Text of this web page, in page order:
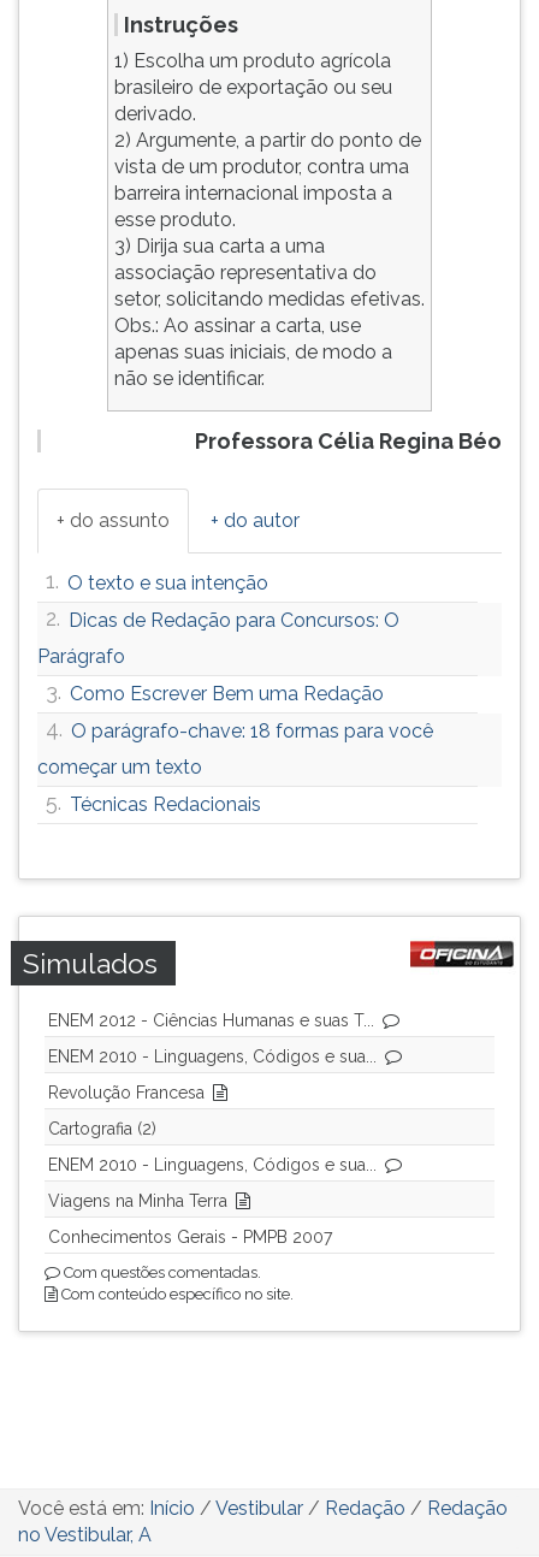
Instruções
1) Escolha um produto agrícola
brasileiro de exportação ou seu
derivado.
2) Argumente, a partir do ponto de
vista de um produtor, contra uma
barreira internacional imposta a
esse produto.
3) Dirija sua carta a uma
associação representativa do
setor, solicitando medidas efetivas.
Obs.: Ao assinar a carta, use
apenas suas iniciais, de modo a
não se identificar.
Professora Célia Regina Béo
+ do assunto + do autor
1. O texto e sua intenção
2. Dicas de Redação para Concursos: O
Parágrafo
3. Como Escrever Bem uma Redação
4. O parágrafo-chave: 18 formas para você
começar um texto
5. Técnicas Redacionais
Simulados
ENEM 2012 - Ciências Humanas e suas T...
ENEM 2010 - Linguagens, Códigos e sua...
Revolução Francesa
Cartografia (2)
ENEM 2010 - Linguagens, Códigos e sua...
Viagens na Minha Terra
Conhecimentos Gerais - PMPB 2007
Com questões comentadas.
Com conteúdo específico no site.
Você está em: Início / Vestibular / Redação / Redação
no Vestibular, A